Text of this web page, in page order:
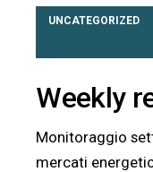
UNCATEGORIZED
Weekly
Monitoraggio
mercati